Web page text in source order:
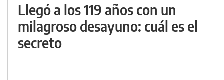
Llegó a los 119 años con un
milagroso desayuno: cuál es el
secreto